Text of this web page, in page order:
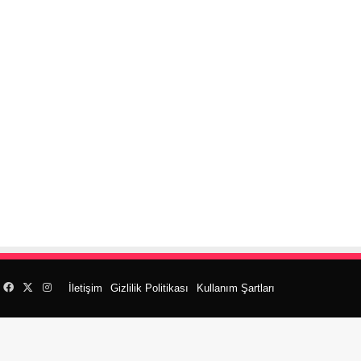
İletişim Gizlilik Politikası Kullanım Şartları
Facebook
X Instagram